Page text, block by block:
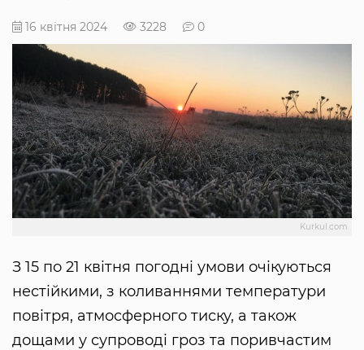
16 квітня 2024 3228 0
Kurkul.com
З 15 по 21 квітня погодні умови очікуються
нестійкими, з коливаннями температури
повітря, атмосферного тиску, а також
дощами у супроводі гроз та поривчастим